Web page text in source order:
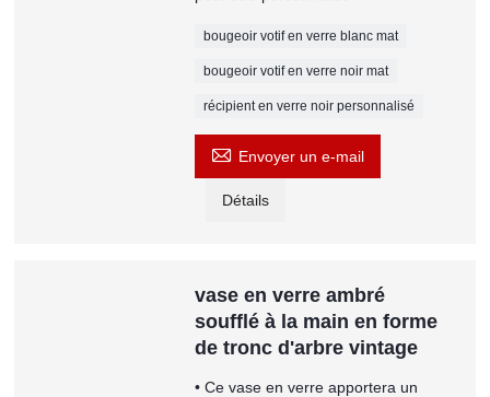
bougeoir votif en verre blanc mat
bougeoir votif en verre noir mat
récipient en verre noir personnalisé
 Envoyer un e-mail
Détails
vase en verre ambré
soufflé à la main en forme
de tronc d'arbre vintage
• Ce vase en verre apportera un